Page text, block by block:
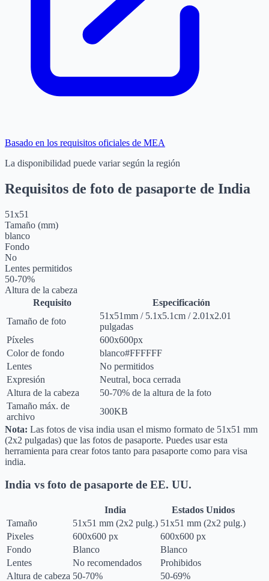
Basado en los requisitos oficiales de MEA
La disponibilidad puede variar según la región
Requisitos de foto de pasaporte de India
51x51
Tamaño (mm)
blanco
Fondo
No
Lentes permitidos
50-70%
Altura de la cabeza
Requisito
Especificación
Tamaño de foto
51x51mm / 5.1x5.1cm / 2.01x2.01
pulgadas
Píxeles
600x600px
Color de fondo
blanco#FFFFFF
Lentes
No permitidos
Expresión
Neutral, boca cerrada
Altura de la cabeza
50-70% de la altura de la foto
Tamaño máx. de
archivo
300KB
Nota: Las fotos de visa india usan el mismo formato de 51x51 mm
(2x2 pulgadas) que las fotos de pasaporte. Puedes usar esta
herramienta para crear fotos tanto para pasaporte como para visa
india.
India vs foto de pasaporte de EE. UU.
India
Estados Unidos
Tamaño
51x51 mm (2x2 pulg.) 51x51 mm (2x2 pulg.)
Pixeles
600x600 px
600x600 px
Fondo
Blanco
Blanco
Lentes
No recomendados
Prohibidos
Altura de cabeza 50-70% 50-69%